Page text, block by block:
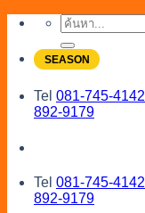
Skip
content
ค้นหา:
SEASON
Tel 081-745-4142
892-9179
Tel 081-745-4142
892-9179